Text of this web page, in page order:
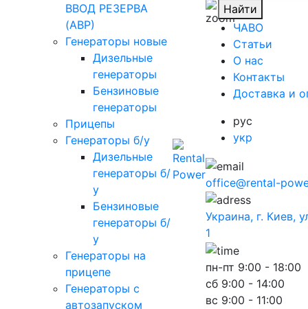
ВВОД РЕЗЕРВА
(АВР)
Генераторы новые
Дизельные
генераторы
Бензиновые
генераторы
Прицепы
Генераторы б/у
Дизельные
генераторы б/
у
Бензиновые
генераторы б/
у
Генераторы на
прицепе
Генераторы с
автозапуском
Найти
ЧАВО
Cтатьи
O нас
Контакты
Доставка и
рус
укр
office@rental-
Украина, г. Киев,
1
пн-пт 9:00 - 18:00
сб 9:00 - 14:00
вс 9:00 - 11:00